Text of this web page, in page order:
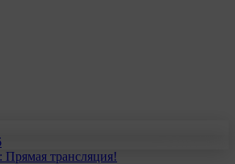
трансляция!